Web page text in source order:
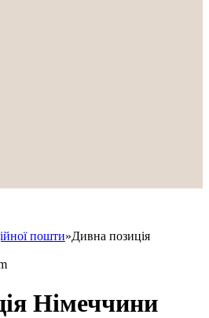
пошти»Дивна позиція
Німеччини